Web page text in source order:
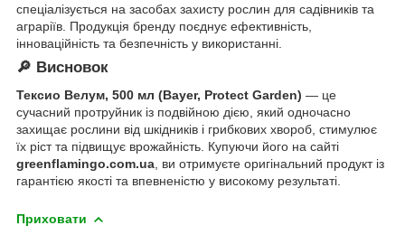
спеціалізується на засобах захисту рослин для садівників та
аграріїв. Продукція бренду поєднує ефективність,
інноваційність та безпечність у використанні.
🔎 Висновок
Тексио Велум, 500 мл (Bayer, Protect Garden) — це
сучасний протруйник із подвійною дією, який одночасно
захищає рослини від шкідників і грибкових хвороб, стимулює
їх ріст та підвищує врожайність. Купуючи його на сайті
greenflamingo.com.ua , ви отримуєте оригінальний продукт із
гарантією якості та впевненістю у високому результаті.
Приховати